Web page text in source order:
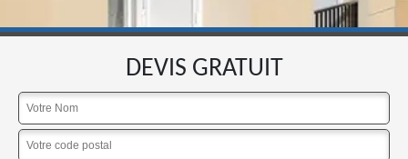
DEVIS GRATUIT